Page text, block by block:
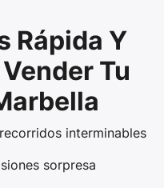
Rápida Y
Tu
interminables
sorpresa